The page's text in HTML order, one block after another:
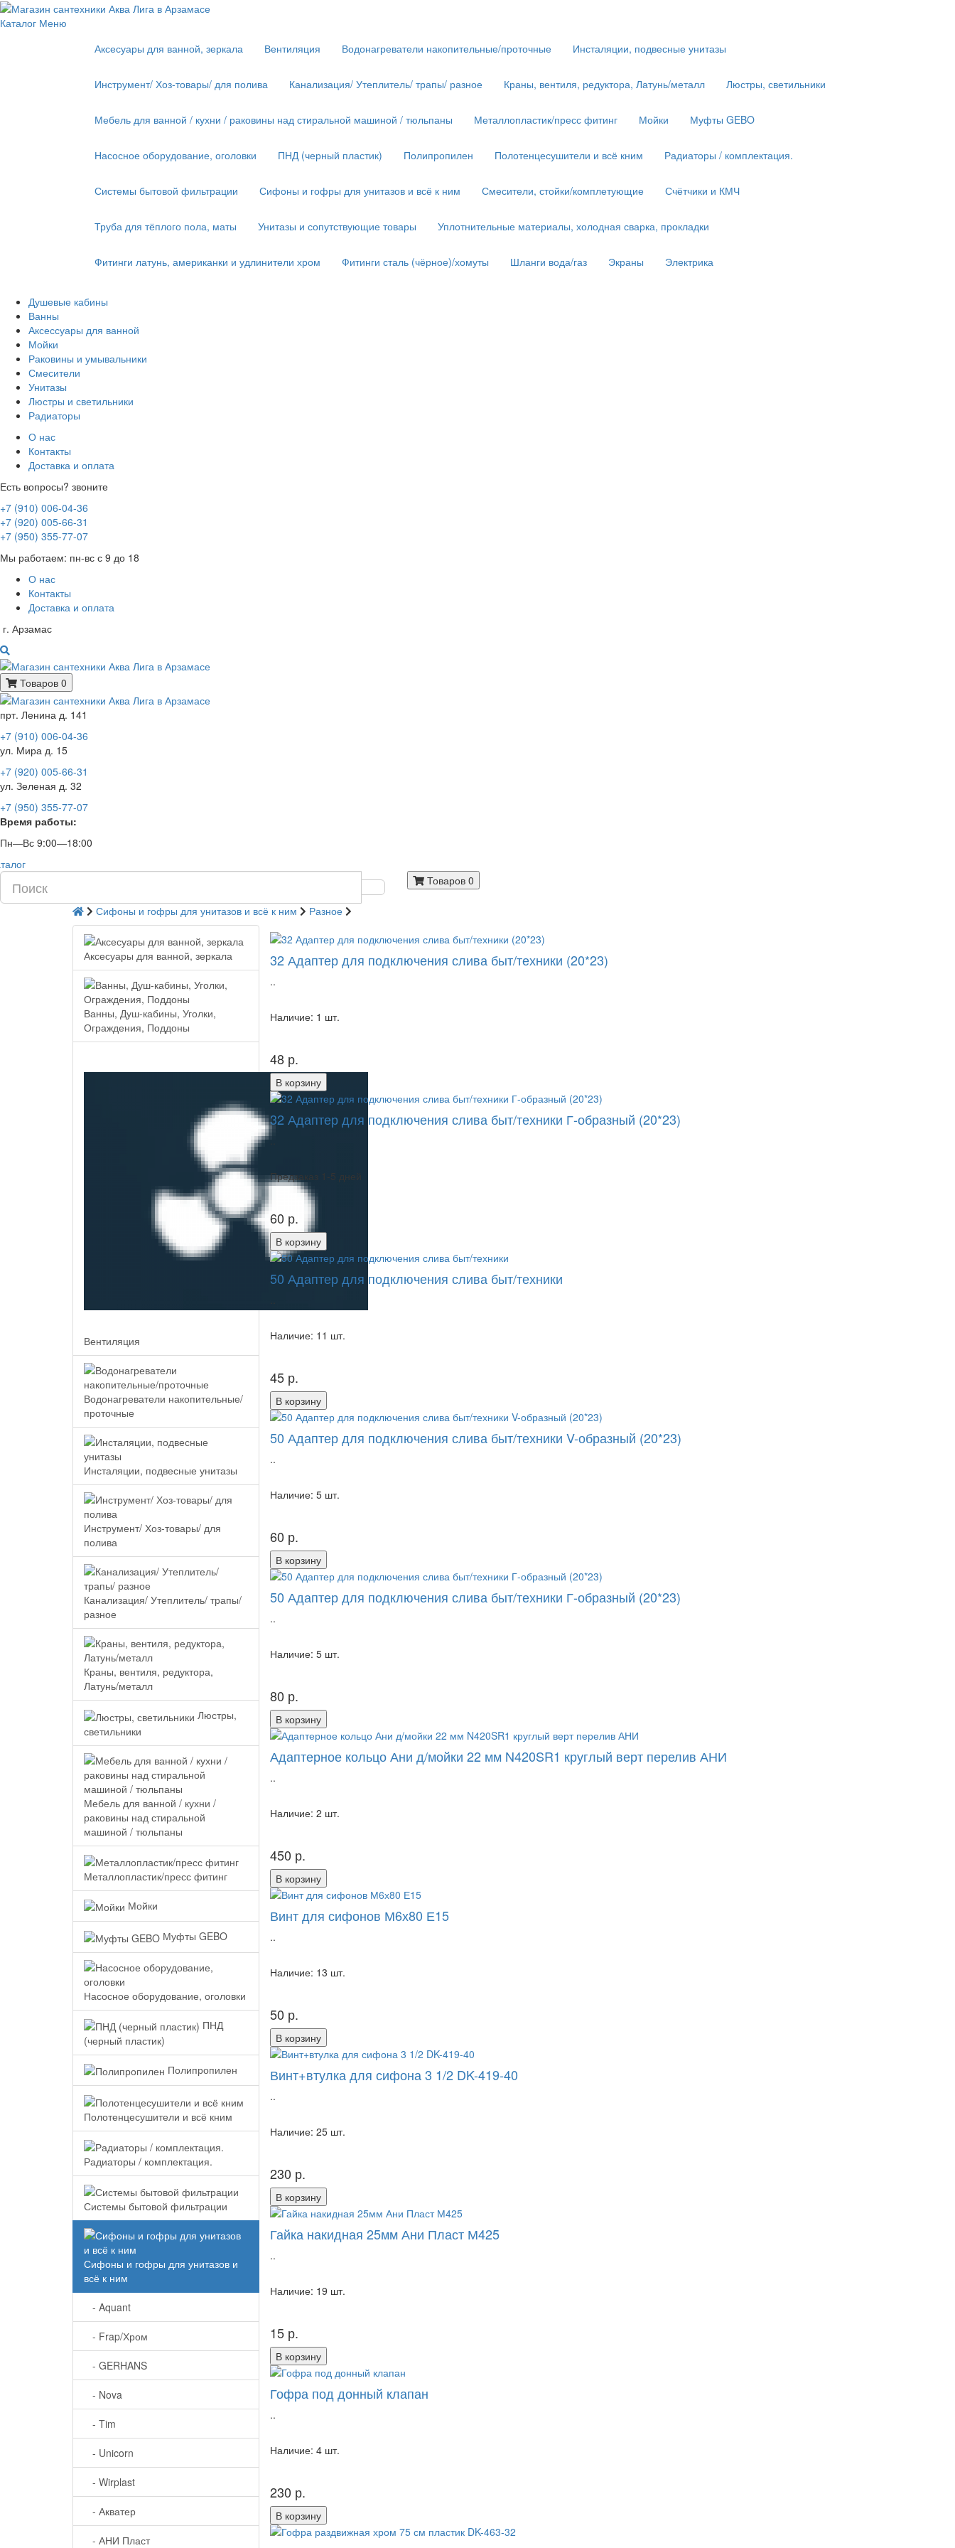
Каталог Меню
Аксесуары для ванной, зеркала
Вентиляция Водонагреватели накопительные/проточные Инсталяции, подвесные унитазы
Инструмент/ Хоз-товары/ для полива Канализация/ Утеплитель/ трапы/ разное Краны, вентиля, редуктора, Латунь/металл Люстры, светильники
Мебель для ванной / кухни / раковины над стиральной машиной / тюльпаны Металлопластик/пресс фитинг Мойки Муфты GEBO
Насосное оборудование, оголовки ПНД (черный пластик) Полипропилен Полотенцесушители и всё кним Радиаторы / комплектация.
Системы бытовой фильтрации Сифоны и гофры для унитазов и всё к ним Смесители, стойки/комплетующие Счётчики и КМЧ
Труба для тёплого пола, маты Унитазы и сопутствующие товары Уплотнительные материалы, холодная сварка, прокладки
Фитинги латунь, американки и удлинители хром Фитинги сталь (чёрное)/хомуты Шланги вода/газ Экраны Электрика
Душевые кабины
Ванны
Аксессуары для ванной
Мойки
Раковины и умывальники
Смесители
Унитазы
Люстры и светильники
Радиаторы
О нас
Контакты
Доставка и оплата
Есть вопросы? звоните
+7 (910) 006-04-36
+7 (920) 005-66-31
+7 (950) 355-77-07
Мы работаем: пн-вс с 9 до 18
О нас
Контакты
Доставка и оплата
г. Арзамас
Товаров 0
прт. Ленина д. 141
+7 (910) 006-04-36
ул. Мира д. 15
+7 (920) 005-66-31
ул. Зеленая д. 32
+7 (950) 355-77-07
Время работы:
Пн—Вс 9:00—18:00
Товаров 0
Сифоны и гофры для унитазов и всё к ним Разное
Аксесуары для ванной, зеркала
Ванны, Душ-кабины, Уголки,
Ограждения, Поддоны
Вентиляция
Водонагреватели накопительные/
проточные
Инсталяции, подвесные унитазы
Инструмент/ Хоз-товары/ для
полива
Канализация/ Утеплитель/ трапы/
разное
Краны, вентиля, редуктора,
Латунь/металл
Люстры,
светильники
Мебель для ванной / кухни /
раковины над стиральной
машиной / тюльпаны
Металлопластик/пресс фитинг
Мойки
Муфты GEBO
Насосное оборудование, оголовки
ПНД
(черный пластик)
Полипропилен
Полотенцесушители и всё кним
Радиаторы / комплектация.
Системы бытовой фильтрации
Сифоны и гофры для унитазов и
всё к ним
- Aquant
- Frap/Хром
- GERHANS
- Nova
- Tim
- Unicorn
- Wirplast
- Акватер
- АНИ Пласт
32 Адаптер для подключения слива быт/техники (20*23)
..
Наличие: 1 шт.
48 р.
В корзину
32 Адаптер для подключения слива быт/техники Г-образный (20*23)
..
Предзаказ 1-5 дней
60 р.
В корзину
50 Адаптер для подключения слива быт/техники
Наличие: 11 шт.
45 р.
В корзину
50 Адаптер для подключения слива быт/техники V-образный (20*23)
..
Наличие: 5 шт.
60 р.
В корзину
50 Адаптер для подключения слива быт/техники Г-образный (20*23)
..
Наличие: 5 шт.
80 р.
В корзину
Адаптерное кольцо Ани д/мойки 22 мм N420SR1 круглый верт перелив АНИ
..
Наличие: 2 шт.
450 р.
В корзину
Винт для сифонов М6х80 Е15
..
Наличие: 13 шт.
50 р.
В корзину
Винт+втулка для сифона 3 1/2 DK-419-40
..
Наличие: 25 шт.
230 р.
В корзину
Гайка накидная 25мм Ани Пласт М425
..
Наличие: 19 шт.
15 р.
В корзину
Гофра под донный клапан
..
Наличие: 4 шт.
230 р.
В корзину